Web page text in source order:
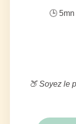
🕒
🍑 Soyez le